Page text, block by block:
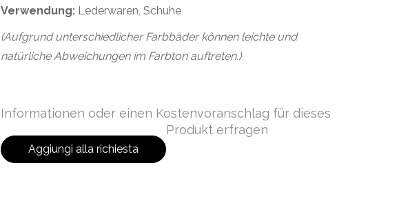
Verwendung: Lederwaren, Schuhe
(Aufgrund unterschiedlicher Farbbäder können leichte und
natürliche Abweichungen im Farbton auftreten.)
Informationen oder einen Kostenvoranschlag für dieses
Produkt erfragen
Aggiungi alla richiesta